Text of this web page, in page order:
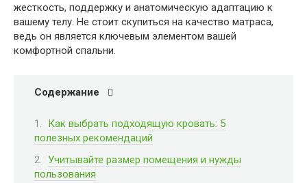
жесткость, поддержку и анатомическую адаптацию к
вашему телу. Не стоит скупиться на качество матраса,
ведь он является ключевым элементом вашей
комфортной спальни.
Содержание
Как выбрать подходящую кровать: 5
полезных рекомендаций
Учитывайте размер помещения и нужды
пользования